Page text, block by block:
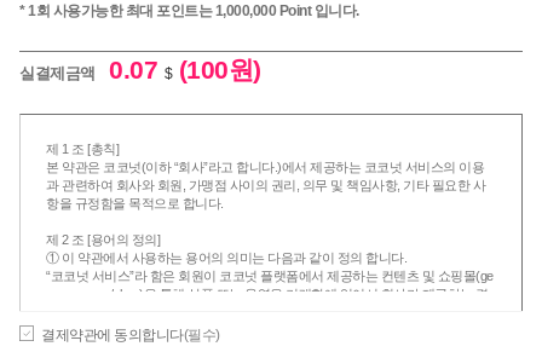
* 1회 사용가능한 최대 포인트는 1,000,000 Point 입니다.
실결제금액 0.07 $(100원)
제 1 조 [총칙]
본 약관은 코코넛(이하 “회사”라고 합니다.)에서 제공하는 코코넛 서비스의 이용
과 관련하여 회사와 회원, 가맹점 사이의 권리, 의무 및 책임사항, 기타 필요한 사
항을 규정함을 목적으로 합니다.
제 2 조 [용어의 정의]
① 이 약관에서 사용하는 용어의 의미는 다음과 같이 정의 합니다.
“코코넛 서비스”라 함은 회원이 코코넛 플랫폼에서 제공하는 컨텐츠 및 쇼핑몰(ge
nggem.com/shop)을 통해 상품 또는 용역을 거래함에 있어서 회사가 제공하는 결
벤트 알림 서비스 회사가 회원에게 제공하는 서비스를 총칭합니다.
결제약관에 동의합니다(필수)